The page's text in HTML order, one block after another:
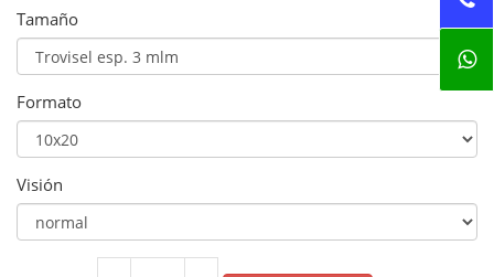
Tamaño
Formato
Visión